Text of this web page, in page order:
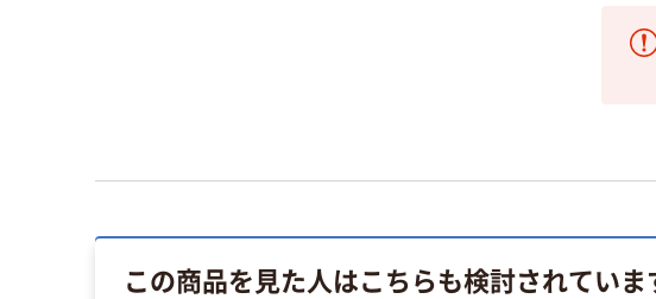
この商品を見た人はこちらも検討されていま